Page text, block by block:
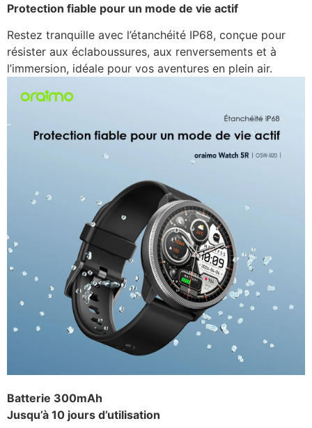
Protection fiable pour un mode de vie actif
Restez tranquille avec l’étanchéité IP68, conçue pour
résister aux éclaboussures, aux renversements et à
l’immersion, idéale pour vos aventures en plein air.
Batterie 300mAh
Jusqu’à 10 jours d’utilisation